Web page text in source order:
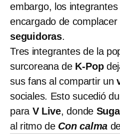
embargo, los
encargado de
seguidoras.
Tres integrantes de la
surcoreana de K-Pop
sus fans al compartir un
sociales. Esto sucedió
para V Live, donde Suga
al ritmo de Con calma